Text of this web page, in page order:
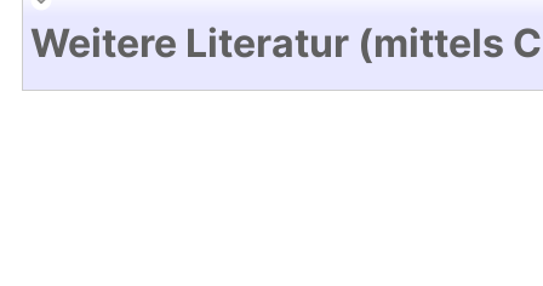
Weitere Literatur (mittels